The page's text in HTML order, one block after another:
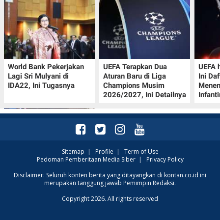
World Bank Pekerjakan
Lagi Sri Mulyani di
IDA22, Ini Tugasnya
UEFA Terapkan Dua
Aturan Baru di Liga
Champions Musim
2026/2027, Ini Detailnya
UEFA
Ini
Jadwal Perempat Final
GOTF MLBB 2026: ONIC
Amankan Semifinal
Sitemap | Profile | Term of Use
Pedoman Pemberitaan Media Siber| Privacy Policy
Disclaimer: Seluruh konten berita yang ditayangkan di kontan.co.id ini
merupakan tanggung jawab Pemimpin Redaksi.
Copyright 2026. All rights reserved